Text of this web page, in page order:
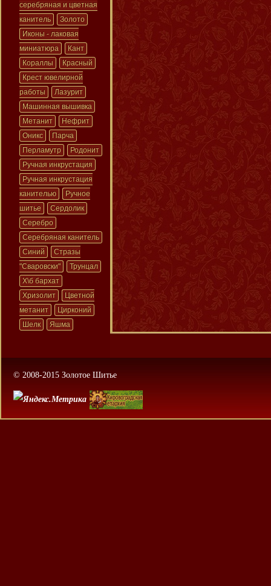
серебряная и цветная
канитель
Золото
Иконы - лаковая
миниатюра
Кант
Кораллы
Красный
Крест ювелирной
работы
Лазурит
Машинная вышивка
Метанит
Нефрит
Оникс
Парча
Перламутр
Родонит
Ручная инкрустация
Ручная инкрустация
канителью
Ручное
шитье
Сердолик
Серебро
Серебряная канитель
Синий
Стразы
"Сваровски"
Трунцал
Х\б бархат
Хризолит
Цветной
метанит
Цирконий
Шелк
Яшма
© 2008-2015 Золотое Шитье